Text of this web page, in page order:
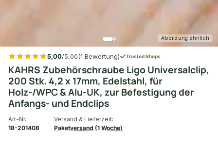
Abbildung ähnlich
5,00/5,00(1 Bewertung) Trusted Shops
KAHRS Zubehörschraube Ligo Universalclip,
200 Stk. 4,2 x 17mm, Edelstahl, für
Holz-/WPC & Alu-UK, zur Befestigung der
Anfangs- und Endclips
Art-Nr.:
18-201408
Versand & Lieferzeit:
Paketversand (1 Woche)